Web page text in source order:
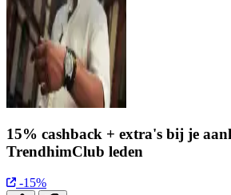
15% cashback + extra's bij je
TrendhimClub leden
-15%